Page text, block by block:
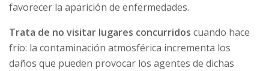
favorecer la aparición de enfermedades.
Trata de no visitar lugares concurridos cuando hace
frío: la contaminación atmosférica incrementa los
daños que pueden provocar los agentes de dichas